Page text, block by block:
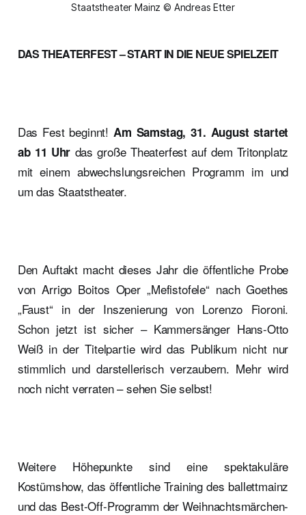
Staatstheater Mainz © Andreas Etter
DAS THEATERFEST – START IN DIE NEUE SPIELZEIT
Das Fest beginnt! Am Samstag, 31. August startet
ab 11 Uhr das große Theaterfest auf dem Tritonplatz
mit einem abwechslungsreichen Programm im und
um das Staatstheater.
Den Auftakt macht dieses Jahr die öffentliche Probe
von Arrigo Boitos Oper „Mefistofele“ nach Goethes
„Faust“ in der Inszenierung von Lorenzo Fioroni.
Schon jetzt ist sicher – Kammersänger Hans-Otto
Weiß in der Titelpartie wird das Publikum nicht nur
stimmlich und darstellerisch verzaubern. Mehr wird
noch nicht verraten – sehen Sie selbst!
Weitere Höhepunkte sind eine spektakuläre
Kostümshow, das öffentliche Training des ballettmainz
und das Best-Off-Programm der Weihnachtsmärchen-